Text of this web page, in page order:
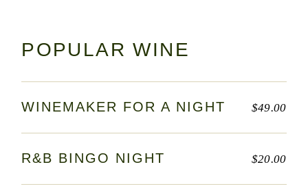
POPULAR WINE
WINEMAKER FOR A NIGHT $49.00
R&B BINGO NIGHT $20.00